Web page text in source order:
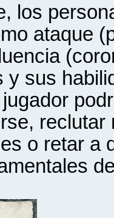
los
ataque
y sus
o retar a